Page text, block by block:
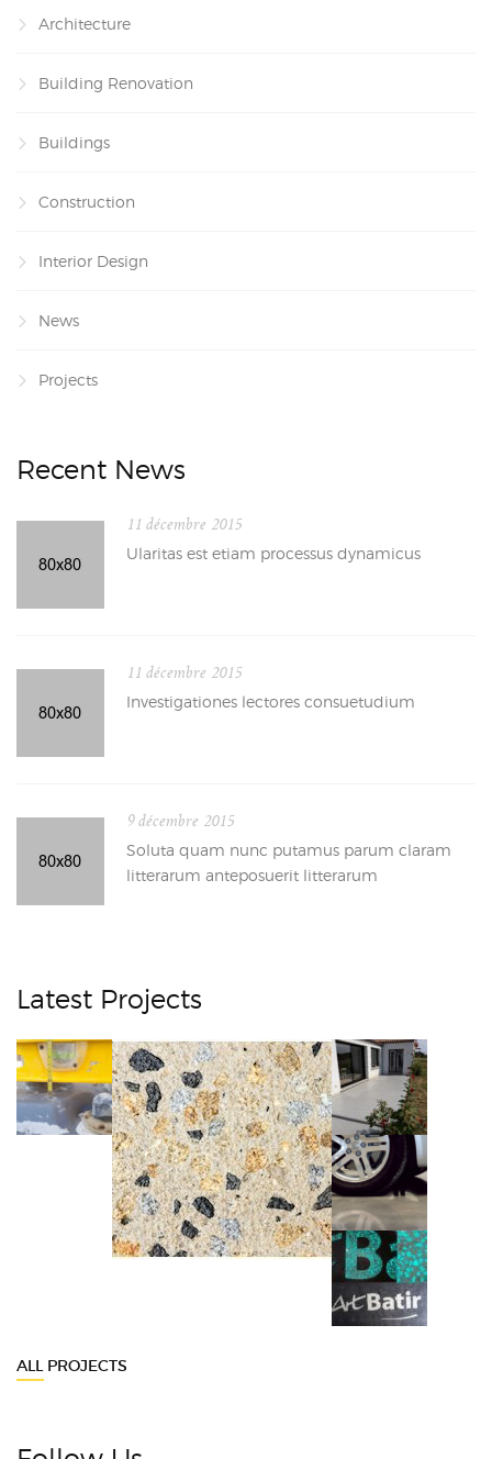
Architecture
Building Renovation
Buildings
Construction
Interior Design
News
Projects
Recent News
11 décembre 2015
Ularitas est etiam processus dynamicus
11 décembre 2015
Investigationes lectores consuetudium
9 décembre 2015
Soluta quam nunc putamus parum claram
litterarum anteposuerit litterarum
Latest Projects
ALL PROJECTS